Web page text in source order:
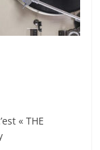
« THE